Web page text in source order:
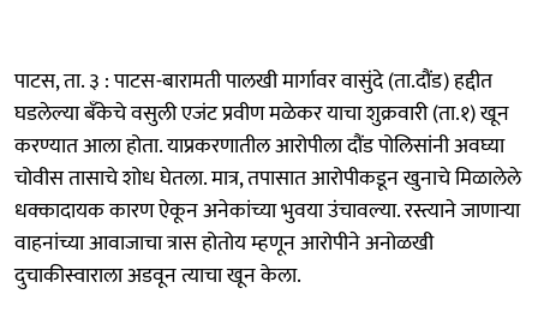
पाटस, ता. ३ : पाटस-बारामती पालखी मार्गावर वासुंदे (ता.दौंड) हद्दीत
घडलेल्या बॅंकेचे वसुली एजंट प्रवीण मळेकर याचा शुक्रवारी (ता.१) खून
करण्यात आला होता. याप्रकरणातील आरोपीला दौंड पोलिसांनी अवघ्या
चोवीस तासाचे शोध घेतला. मात्र, तपासात आरोपीकडून खुनाचे मिळालेले
धक्कादायक कारण ऐकून अनेकांच्या भुवया उंचावल्या. रस्त्याने जाणाऱ्या
वाहनांच्या आवाजाचा त्रास होतोय म्हणून आरोपीने अनोळखी
दुचाकीस्वाराला अडवून त्याचा खून केला.